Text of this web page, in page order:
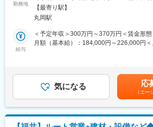
■はたらき方：
※就業時間は、4:00～19:00の間でシフト制
※実働7時間です
輸入も関わってくる業務になるため、英語
る等で貿易スキル等も身に着けていただく
す。
まずはメンバーとして活躍いただきますが
指していただけます。
アパレルメーカーを支える副資材分野で国
アを誇る当社は商品タグやラベル、パッケ
かせない副資材の受発注から生産・納品ま
しています。今回募集するのは、商品タグ
作成やデータ管理、社内システムの運用サ
する有名ブランドの商品づくりを支えるや
き方を両立できる環境です。
ルのレイアウト作成、データ登録
勤務地
策：屋内全面禁煙変更の範囲：会社の定め
【最寄り駅】
丸岡駅
給与
＜予定年収＞300万円～370万円＜賃金形
月額（基本給）：184,000円～226,000円
回（5月、12月）業績連動賃金はあくまで
選考を通じて上下する可能性があります。
含めた表記です。
気になる 応
（エー